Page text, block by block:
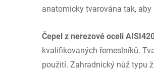
anatomicky tvarována tak, aby
Čepel z nerezové oceli
kvalifikovaných řemeslníků.
použití. Zahradnický nůž typu